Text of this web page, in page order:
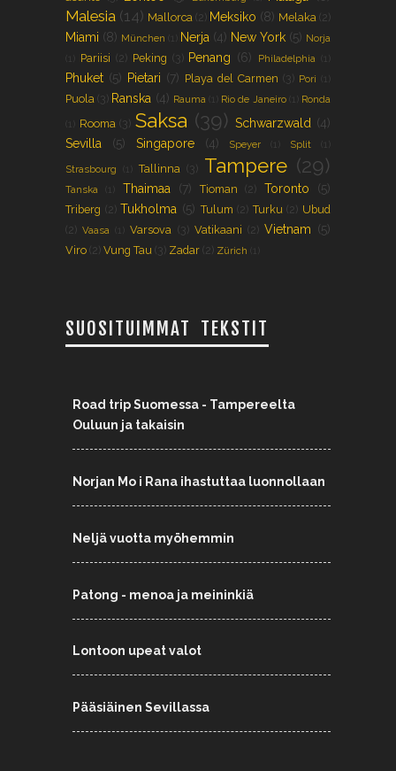
Malesia (14) Mallorca (2) Meksiko (8) Melaka (2)
Miami (8) München (1) Nerja (4) New York (5) Norja
(1)
Pariisi (2) Peking (3) Penang (6) Philadelphia (1)
Phuket (5) Pietari (7) Playa del Carmen (3) Pori (1)
Puola (3) Ranska (4) Rauma (1) Rio de Janeiro (1)
Ronda
(1)
Rooma (3) Saksa (39) Schwarzwald (4)
Sevilla
(5) Singapore (4) Speyer (1) Split
(1)
Strasbourg
(1) Tallinna (3) Tampere (29)
Tanska (1) Thaimaa (7) Tioman (2) Toronto (5)
Triberg (2) Tukholma (5) Tulum (2) Turku (2) Ubud
(2) Vaasa (1) Varsova (3) Vatikaani (2) Vietnam (5)
Viro (2) Vung Tau (3) Zadar (2) Zürich (1)
SUOSITUIMMAT TEKSTIT
Road trip Suomessa - Tampereelta
Ouluun ja takaisin
Norjan Mo i Rana ihastuttaa luonnollaan
Neljä vuotta myöhemmin
Patong - menoa ja meininkiä
Lontoon upeat valot
Pääsiäinen Sevillassa